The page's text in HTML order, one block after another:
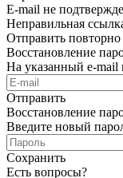
E-mail не
Неправильная
Отправить повторно
Восстановление
На указанный e-mail
Отправить
Восстановление
Введите новый
Сохранить
Есть вопросы?